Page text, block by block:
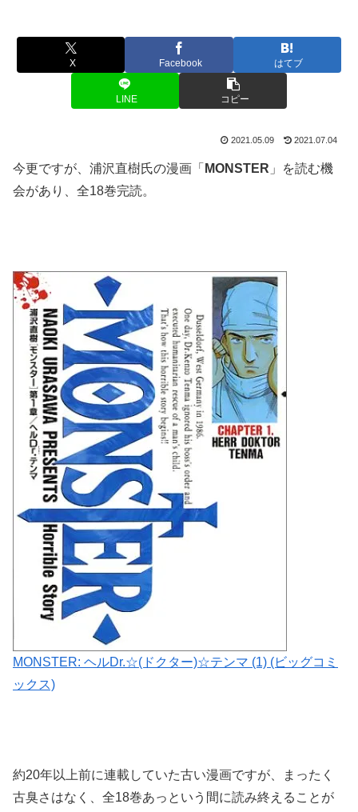
X Facebook はてブ
LINE コピー
2021.05.09 2021.07.04
今更ですが、浦沢直樹氏の漫画「 MONSTER 」を読む機
会があり、全18巻完読。
MONSTER: ヘルDr.☆(ドクター)☆テンマ (1) (ビッグコミ
ックス)
約20年以上前に連載していた古い漫画ですが、まったく
古臭さはなく、全18巻あっという間に読み終えることが